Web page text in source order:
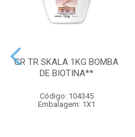
CR TR SKALA 1KG BOMBA
DE BIOTINA**
Código: 104345
Embalagem: 1X1